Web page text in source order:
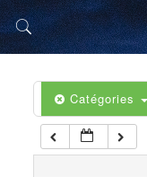
Catégories
5 h 00 min
6 h 00 min
7 h 00 min